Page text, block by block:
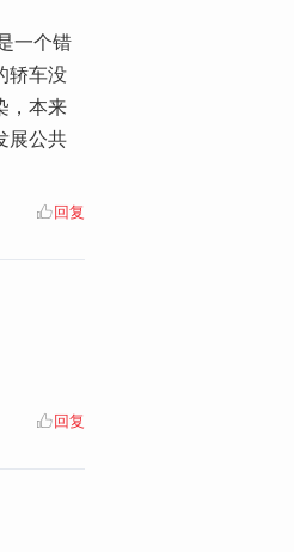
一个错
轿车没
，本来
展公共
回复
回复